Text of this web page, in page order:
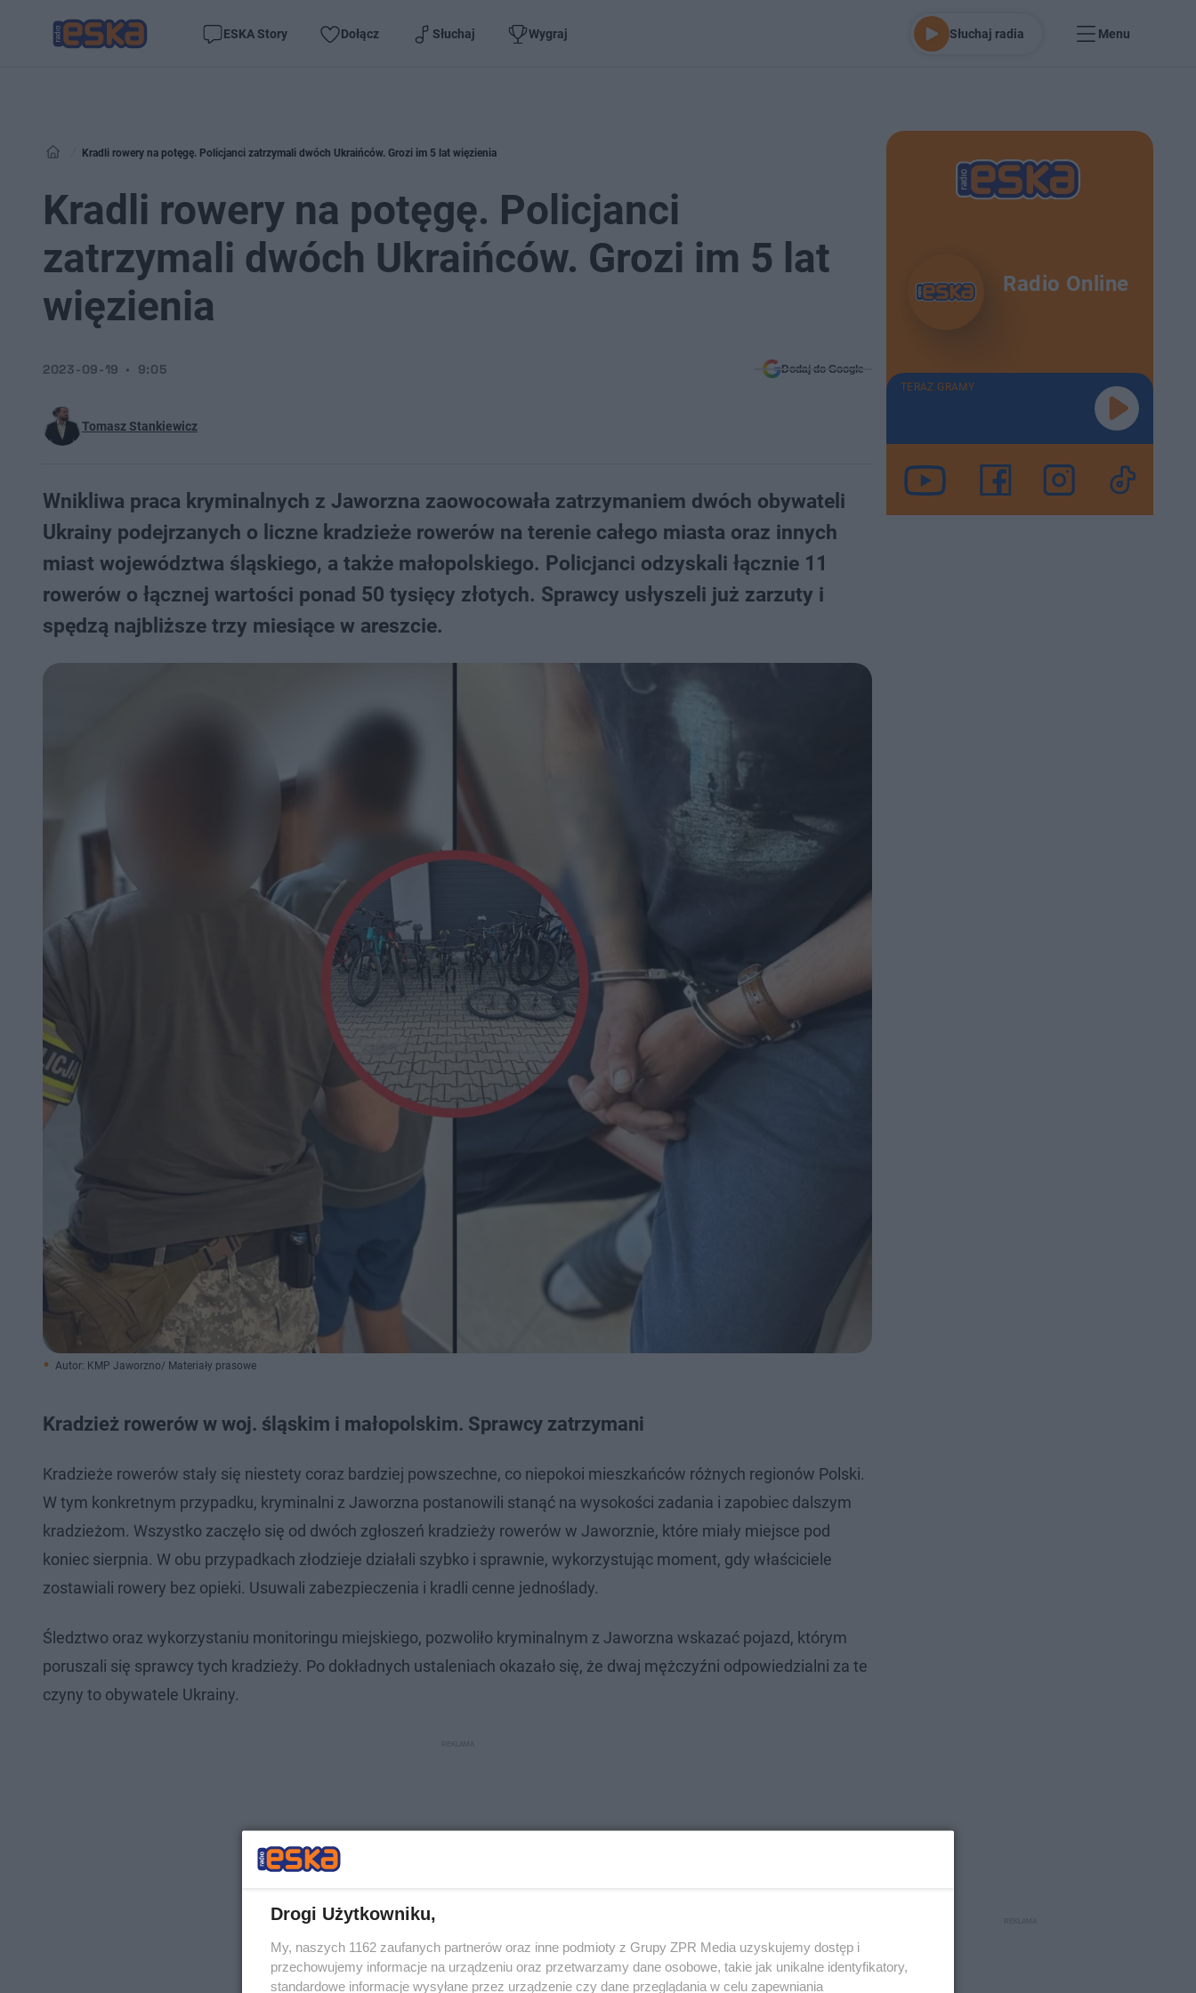
ESKA Story Dołącz Słuchaj Wygraj Słuchaj radia Menu
Kradli rowery na potęgę. Policjanci zatrzymali dwóch Ukraińców. Grozi im 5 lat więzienia
Kradli rowery na potęgę. Policjanci
zatrzymali dwóch Ukraińców. Grozi im 5 lat
więzienia
Tomasz Stankiewicz
2023-09-19 9:05 Dodaj do Google
Wnikliwa praca kryminalnych z Jaworzna zaowocowała zatrzymaniem dwóch obywateli
Ukrainy podejrzanych o liczne kradzieże rowerów na terenie całego miasta oraz innych
miast województwa śląskiego, a także małopolskiego. Policjanci odzyskali łącznie 11
rowerów o łącznej wartości ponad 50 tysięcy złotych. Sprawcy usłyszeli już zarzuty i
spędzą najbliższe trzy miesiące w areszcie.
Autor: KMP Jaworzno/ Materiały prasowe
Kradzież rowerów w woj. śląskim i małopolskim. Sprawcy zatrzymani
Kradzieże rowerów stały się niestety coraz bardziej powszechne, co niepokoi mieszkańców różnych regionów Polski.
W tym konkretnym przypadku, kryminalni z Jaworzna postanowili stanąć na wysokości zadania i zapobiec dalszym
kradzieżom. Wszystko zaczęło się od dwóch zgłoszeń kradzieży rowerów w Jaworznie, które miały miejsce pod
koniec sierpnia. W obu przypadkach złodzieje działali szybko i sprawnie, wykorzystując moment, gdy właściciele
zostawiali rowery bez opieki. Usuwali zabezpieczenia i kradli cenne jednoślady.
Śledztwo oraz wykorzystaniu monitoringu miejskiego, pozwoliło kryminalnym z Jaworzna wskazać pojazd, którym
poruszali się sprawcy tych kradzieży. Po dokładnych ustaleniach okazało się, że dwaj mężczyźni odpowiedzialni za te
czyny to obywatele Ukrainy.
Radio Online
TERAZ GRAMY
Drogi Użytkowniku,
My, naszych 1162 zaufanych partnerów oraz inne podmioty z Grupy ZPR Media uzyskujemy dostęp i
przechowujemy informacje na urządzeniu oraz przetwarzamy dane osobowe, takie jak unikalne identyfikatory,
standardowe informacje wysyłane przez urządzenie czy dane przeglądania w celu zapewniania